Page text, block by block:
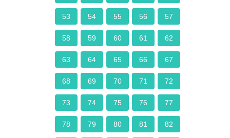
53 54 55 56 57
58 59 60 61 62
63 64 65 66 67
68 69 70 71 72
73 74 75 76 77
78 79 80 81 82